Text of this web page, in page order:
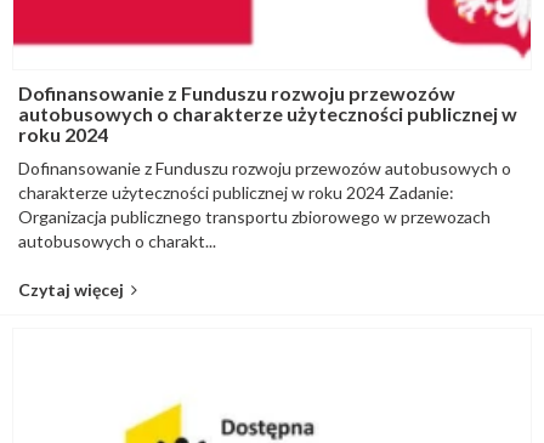
Dofinansowanie z Funduszu rozwoju przewozów
autobusowych o charakterze użyteczności publicznej w
roku 2024
Dofinansowanie z Funduszu rozwoju przewozów autobusowych o
charakterze użyteczności publicznej w roku 2024 Zadanie:
Organizacja publicznego transportu zbiorowego w przewozach
autobusowych o charakt...
Czytaj więcej